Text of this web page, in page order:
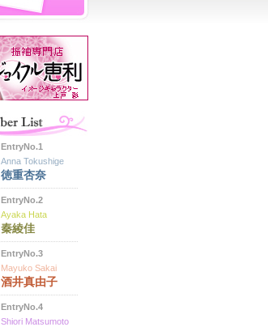
EntryNo.1
Anna Tokushige
徳重杏奈
EntryNo.2
Ayaka Hata
秦綾佳
EntryNo.3
Mayuko Sakai
酒井真由子
EntryNo.4
Shiori Matsumoto